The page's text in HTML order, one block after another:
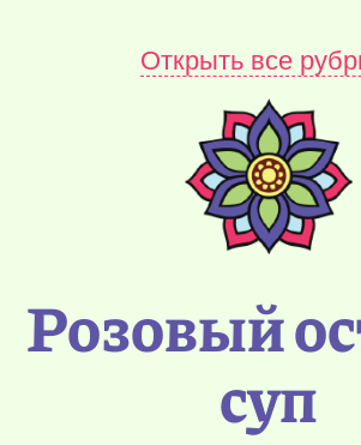
Открыть все
Розовый
суп